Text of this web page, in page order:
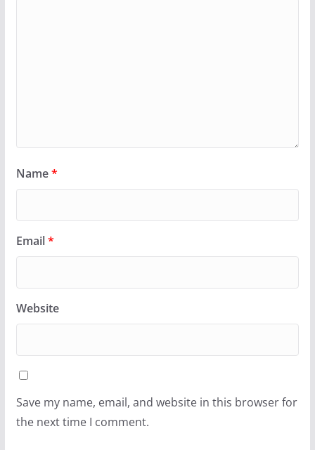
Name*
Email*
Website
Save my name, email, and website in this browser for
the next time I comment.